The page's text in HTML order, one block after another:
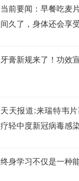
当前要闻：早餐吃麦
间久了，身体还会享
牙膏新规来了！功效
天天报道:​来瑞特韦
疗轻中度新冠病毒感
终身学习不仅是一种